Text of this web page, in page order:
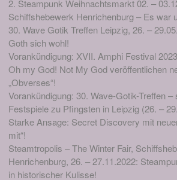
2. Steampunk Weihnachtsmarkt 02. –
Schiffshebewerk Henrichenburg – Es war
30. Wave Gotik Treffen Leipzig, 26. –
Goth sich wohl!
Vorankündigung: XVII. Amphi Festival
Oh my God! Not My God veröffentlichen
„Obverses“!
Vorankündigung: 30. Wave-Gotik-Treffen
Festspiele zu Pfingsten in Leipzig (26. –
Starke Ansage: Secret Discovery mit
mit“!
Steamtropolis – The Winter Fair,
Henrichenburg, 26. – 27.11.2022:
in historischer Kulisse!